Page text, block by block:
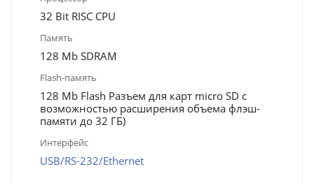
32 Bit RISC CPU
Память
128 Mb SDRAM
Flash-память
128 Mb Flash Разъем для карт micro SD с
возможностью расширения объема флэш-
памяти до 32 ГБ)
Интерфейс
USB/RS-232/Ethernet